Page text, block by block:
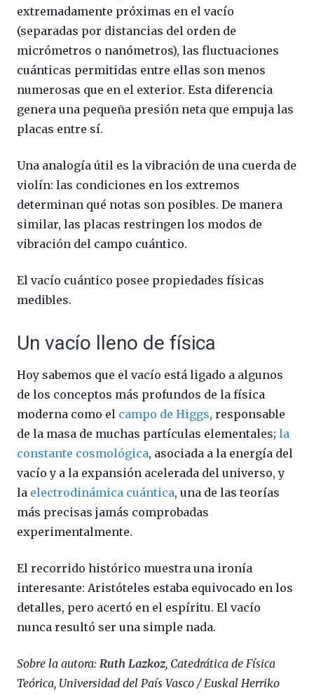
extremadamente próximas en el vacío
(separadas por distancias del orden de
micrómetros o nanómetros), las fluctuaciones
cuánticas permitidas entre ellas son menos
numerosas que en el exterior. Esta diferencia
genera una pequeña presión neta que empuja las
placas entre sí.
Una analogía útil es la vibración de una cuerda de
violín: las condiciones en los extremos
determinan qué notas son posibles. De manera
similar, las placas restringen los modos de
vibración del campo cuántico.
El vacío cuántico posee propiedades físicas
medibles.
Un vacío lleno de física
Hoy sabemos que el vacío está ligado a algunos
de los conceptos más profundos de la física
moderna como el campo de Higgs, responsable
de la masa de muchas partículas elementales; la
constante cosmológica, asociada a la energía del
vacío y a la expansión acelerada del universo, y
la electrodinámica cuántica, una de las teorías
más precisas jamás comprobadas
experimentalmente.
El recorrido histórico muestra una ironía
interesante: Aristóteles estaba equivocado en los
detalles, pero acertó en el espíritu. El vacío
nunca resultó ser una simple nada.
Sobre la autora: Ruth Lazkoz, Catedrática de Física
Teórica, Universidad del País Vasco / Euskal Herriko